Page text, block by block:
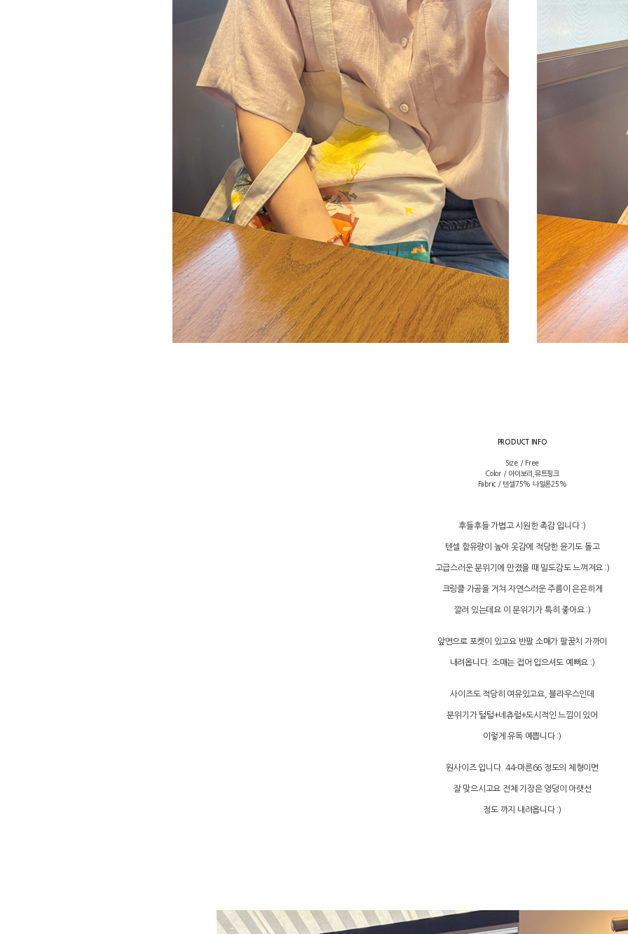
PRODUCT INFO
Size / Free
Color / 아이보리,뮤트핑크
Fabric / 텐셀75% 나일론25%
후들후들 가볍고 시원한 촉감 입니다 :)
텐셀 함유량이 높아 옷감에 적당한 윤기도 돌고
고급스러운 분위기에 만졌을 때 밀도감도 느껴져요 :)
크링클 가공을 거쳐 자연스러운 주름이 은은하게
깔려 있는데요 이 분위기가 특히 좋아요 :)
앞면으로 포켓이 있고요 반팔 소매가 팔꿈치 가까이
내려옵니다. 소매는 접어 입으셔도 예뻐요 :)
사이즈도 적당히 여유있고요, 블라우스인데
분위기가 털털+네츄럴+도시적인 느낌이 있어
이렇게 유독 예쁩니다 :)
원사이즈 입니다. 44-마른66 정도의 체형이면
잘 맞으시고요 전체 기장은 엉덩이 아랫선
정도 까지 내려옵니다 :)